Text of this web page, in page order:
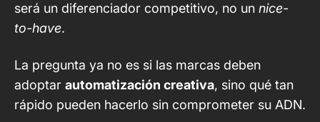
será un diferenciador competitivo, no un nice-
to-have.
La pregunta ya no es si las marcas deben
adoptar automatización creativa, sino qué tan
rápido pueden hacerlo sin comprometer su ADN.